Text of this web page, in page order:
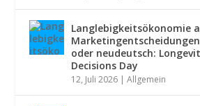
Langlebigkeitsökonomie
oder neudeutsch:
Decisions Day
12, Juli 2026 |Allgemein